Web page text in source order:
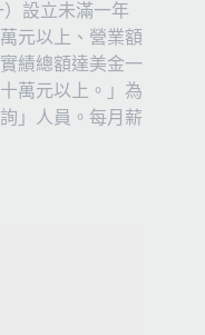
設立未滿一年
元以上、營業額
績總額達美金一
萬元以上。」為
」人員。每月薪